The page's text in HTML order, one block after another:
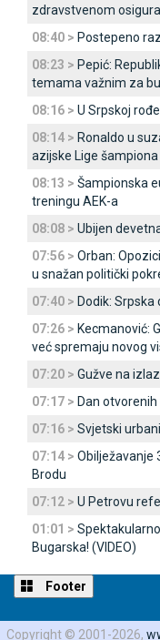
zdravstvenom
08:40 > Postepeno
08:23 > Pepić:
temama važnim za
08:16 > U Srpskoj
08:14 > Ronaldo u
azijske Lige šampiona
08:13 > Šampionska
treningu AEK-a
08:08 > Ubijen
07:56 > Orban:
u snažan politički
07:40 > Dodik:
07:26 > Kecmanović:
već spremaju novog
07:20 > Gužve na
07:17 > Dan
07:16 > Svjetski
07:14 > Obilježavanje
Brodu
07:12 > U Petrovu
01:01 >
Bugarska! (VIDEO)
Footer
Copyright © 2001-2026,